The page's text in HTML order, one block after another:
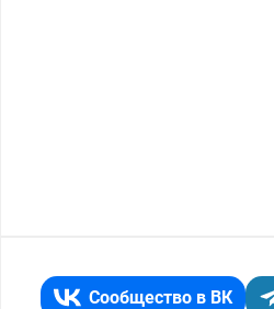
Сообщество в ВК